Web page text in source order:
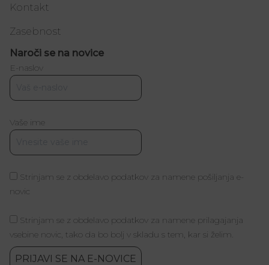
Kontakt
Zasebnost
Naroči se na novice
E-naslov
Vaše ime
Strinjam se z obdelavo podatkov za namene pošiljanja e-
novic
Strinjam se z obdelavo podatkov za namene prilagajanja
vsebine novic, tako da bo bolj v skladu s tem, kar si želim.
PRIJAVI SE NA E-NOVICE